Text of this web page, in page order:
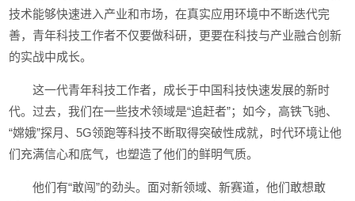
技术能够快速进入产业和市场，在真实应用环境中不断迭代完
善，青年科技工作者不仅要做科研，更要在科技与产业融合创新
的实战中成长。
这一代青年科技工作者，成长于中国科技快速发展的新时
代。过去，我们在一些技术领域是“追赶者”；如今，高铁飞驰、
“嫦娥”探月、5G领跑等科技不断取得突破性成就，时代环境让他
们充满信心和底气，也塑造了他们的鲜明气质。
他们有“敢闯”的劲头。面对新领域、新赛道，他们敢想敢